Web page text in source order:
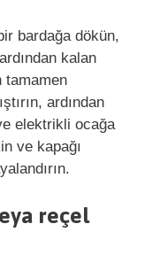
bardağa dökün,
kalan
tamamen
ardından
elektrikli ocağa
ve kapağı
reçel